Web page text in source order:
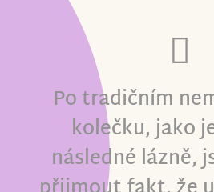
Po tradičním
kolečku, jako
následné lázně,